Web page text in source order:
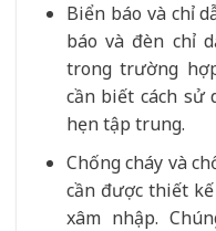
Biển báo và chỉ
báo và đèn chỉ
trong trường
cần biết cách sử
hẹn tập trung.
Chống cháy và
cần được thiết
xâm nhập.